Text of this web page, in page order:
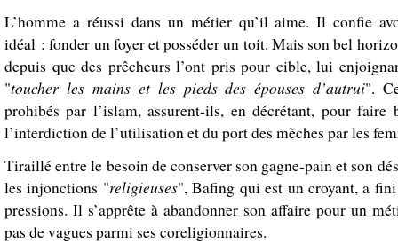
L’homme a réussi dans un métier qu’il aime. Il confie
idéal : fonder un foyer et posséder un toit. Mais son bel
depuis que des prêcheurs l’ont pris pour cible, lui
"toucher les mains et les pieds des épouses d’autrui".
prohibés par l’islam, assurent-ils, en décrétant, pour faire
l’interdiction de l’utilisation et du port des mèches par les
Tiraillé entre le besoin de conserver son gagne-pain et son
les injonctions "religieuses", Bafing qui est un croyant, a
pressions. Il s’apprête à abandonner son affaire pour un
pas de vagues parmi ses coreligionnaires.